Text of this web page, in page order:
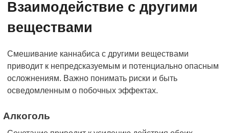
Взаимодействие с другими
веществами
Смешивание каннабиса с другими веществами
приводит к непредсказуемым и потенциально опасным
осложнениям. Важно понимать риски и быть
осведомленным о побочных эффектах.
Алкоголь